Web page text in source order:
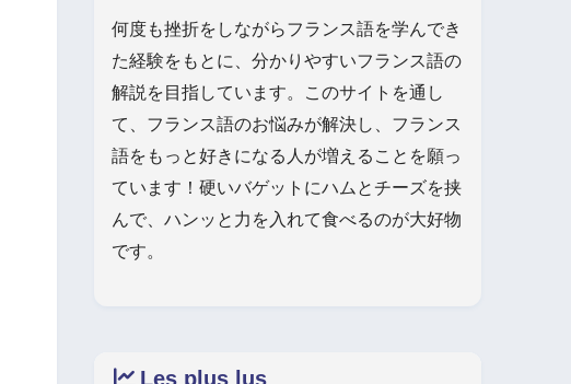
何度も挫折をしながらフランス語を学んでき
た経験をもとに、分かりやすいフランス語の
解説を目指しています。このサイトを通し
て、フランス語のお悩みが解決し、フランス
語をもっと好きになる人が増えることを願っ
ています！硬いバゲットにハムとチーズを挟
んで、ハンッと力を入れて食べるのが大好物
です。
Les plus lus